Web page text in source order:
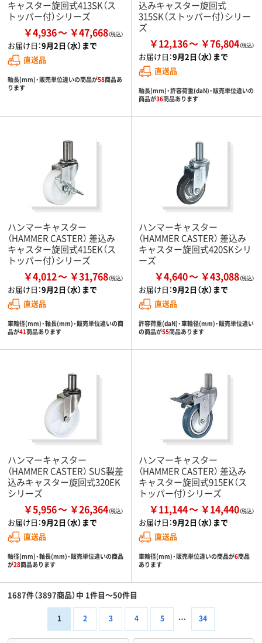
キャスター旋回式413SK（ス
トッパー付）シリーズ
￥4,936 ￥47,668
お届け日：9月2日（水）まで
直送品
軸長(mm)・販売単位違いの商品が58商品あ
ります
込みキャスター旋回式
315SK（ストッパー付）シリー
ズ
￥12,136 ￥76,804
お届け日：9月2日（水）まで
直送品
軸長(mm)・許容荷重(daN)・販売単位違いの
商品が36商品あります
ハンマーキャスター
（HAMMER CASTER） 差込み
キャスター旋回式415EK（ス
トッパー付）シリーズ
￥4,012 ￥31,768
お届け日：9月2日（水）まで
直送品
車輪径(mm)・軸長(mm)・販売単位違いの商
品が41商品あります
ハンマーキャスター
（HAMMER CASTER） 差込み
キャスター旋回式420SKシリ
ーズ
￥4,640 ￥43,088
お届け日：9月2日（水）まで
直送品
許容荷重(daN)・車輪径(mm)・販売単位違い
の商品が55商品あります
ハンマーキャスター
（HAMMER CASTER） SUS製差
込みキャスター旋回式320EK
シリーズ
￥5,956 ￥26,364
お届け日：9月2日（水）まで
直送品
軸径(mm)・軸長(mm)・販売単位違いの商品
が28商品あります
ハンマーキャスター
（HAMMER CASTER） 差込み
キャスター旋回式915EK（ス
トッパー付）シリーズ
￥11,144 ￥14,440
お届け日：9月2日（水）まで
直送品
車輪径(mm)・販売単位違いの商品が6商品
あります
1687件（3897商品）中 1件目～50件目
1 2 3 4 5 34